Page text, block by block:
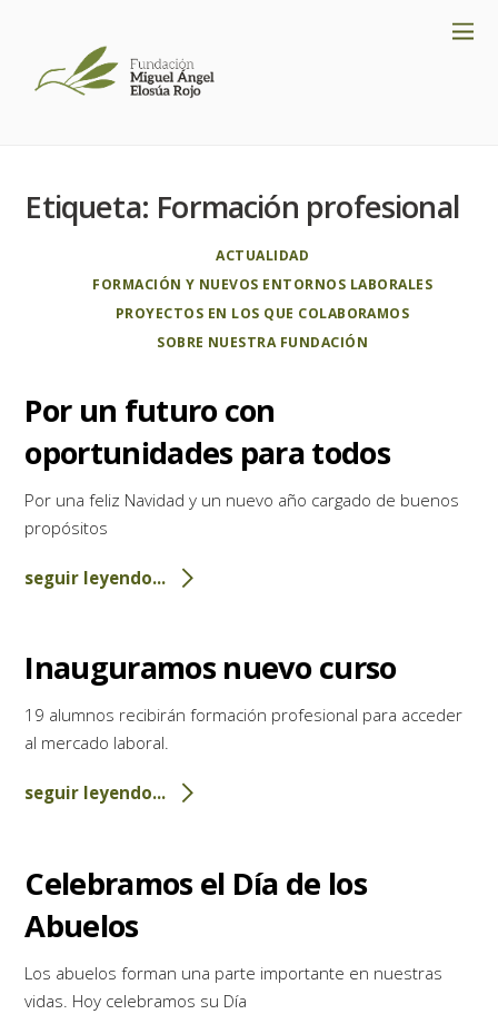
Etiqueta: Formación profesional
ACTUALIDAD
FORMACIÓN Y NUEVOS ENTORNOS LABORALES
PROYECTOS EN LOS QUE COLABORAMOS
SOBRE NUESTRA FUNDACIÓN
Por un futuro con
oportunidades para todos
Por una feliz Navidad y un nuevo año cargado de buenos
propósitos
seguir leyendo...
Inauguramos nuevo curso
19 alumnos recibirán formación profesional para acceder
al mercado laboral.
seguir leyendo...
Celebramos el Día de los
Abuelos
Los abuelos forman una parte importante en nuestras
vidas. Hoy celebramos su Día